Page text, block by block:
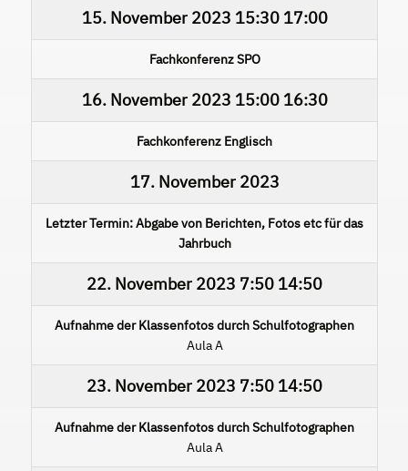
15. November 2023 15:30 17:00
Fachkonferenz SPO
16. November 2023 15:00 16:30
Fachkonferenz Englisch
17. November 2023
Letzter Termin: Abgabe von Berichten, Fotos etc für das
Jahrbuch
22. November 2023 7:50 14:50
Aufnahme der Klassenfotos durch Schulfotographen
Aula A
23. November 2023 7:50 14:50
Aufnahme der Klassenfotos durch Schulfotographen
Aula A